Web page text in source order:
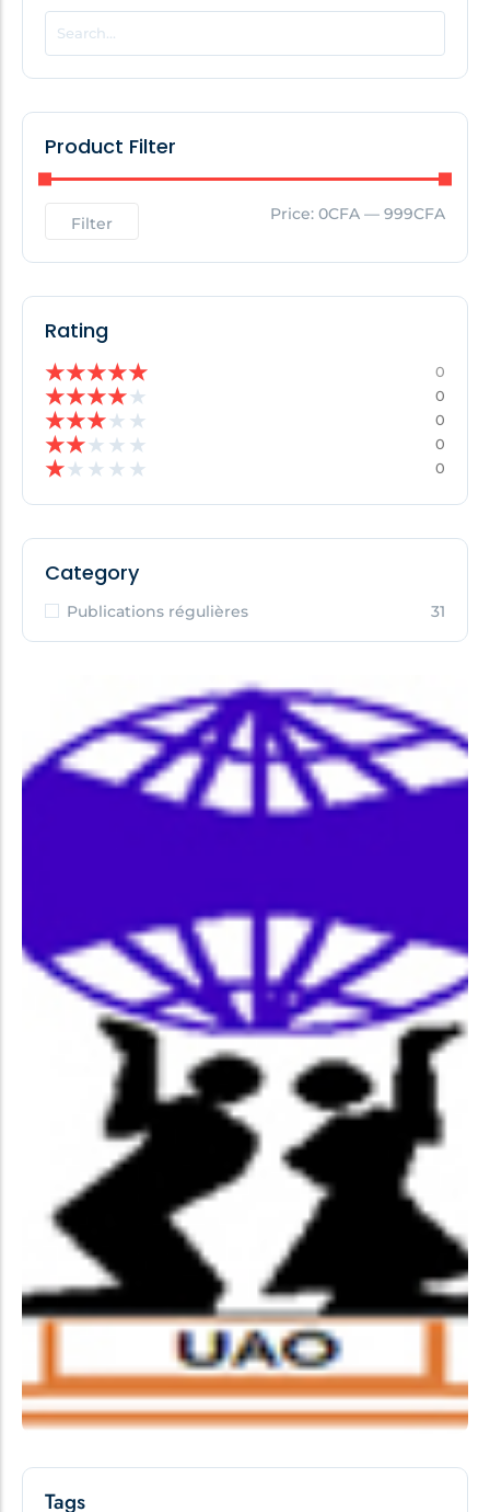
POPULAR THIS WEEK
No Posts Found!
No Posts Found!
Product Filter
Filter Price: 0CFA — 999CFA
Rating
★★★★★ 0
★★★★★ 0
★★★★ ★ 0
★★★ ★ ★ 0
★★ ★ ★ ★ 0
Category
Publications régulières 31
Tags